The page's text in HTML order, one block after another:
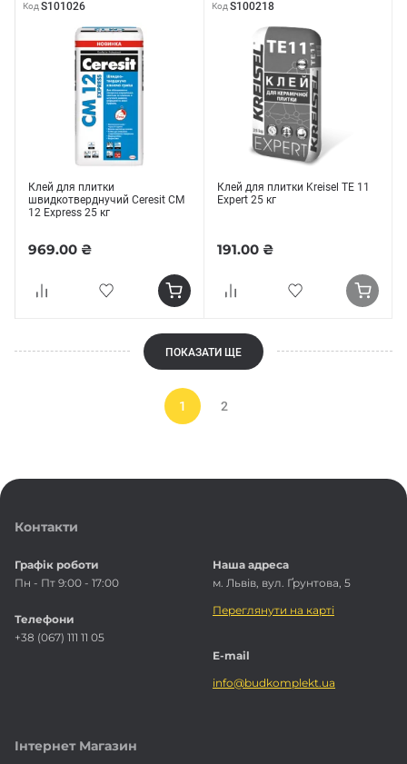
КодS101026
Клей для плитки
швидкотверднучий Ceresit СМ
12 Express 25 кг
969.00 ₴
Код S100218
Клей для плитки Kreisel TE 11
Expert 25 кг
191.00 ₴
ПОКАЗАТИ ЩЕ
1 2
Контакти
Графік роботи
Пн - Пт 9:00 - 17:00
Телефони
+38 (067) 111 11 05
Наша адреса
м. Львів, вул. Ґрунтова, 5
Переглянути на карті
E-mail
info@budkomplekt.ua
Інтернет Магазин